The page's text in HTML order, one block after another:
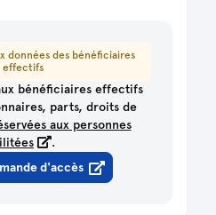
données des bénéficiaires
effectifs
bénéficiaires effectifs
parts, droits de
aux personnes
.
d'accès